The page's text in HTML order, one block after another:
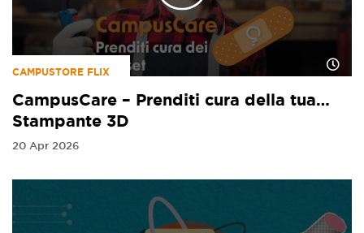
CAMPUSTORE FLIX
CampusCare – Prenditi cura della tua…
Stampante 3D
20 Apr 2026